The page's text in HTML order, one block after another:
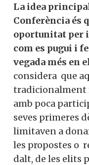
La idea
Conferència és
oportunitat per
com es pugui i
vegada més en
considera que
tradicionalment
amb poca
seves primeres
limitaven a
les propostes o
dalt, de les elits